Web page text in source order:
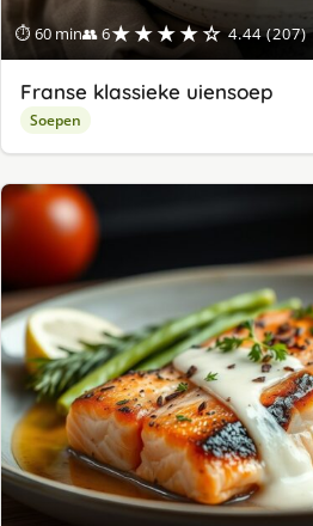
⏱ 60 min👥 6★★★★☆ 4.44 (207)
Franse klassieke uiensoep
Soepen